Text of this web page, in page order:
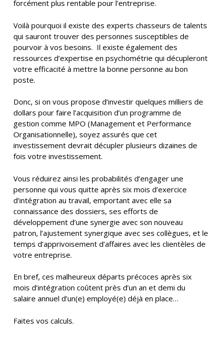
forcément plus rentable pour l’entreprise.
Voilà pourquoi il existe des experts chasseurs de talents
qui sauront trouver des personnes susceptibles de
pourvoir à vos besoins. Il existe également des
ressources d’expertise en psychométrie qui décupleront
votre efficacité à mettre la bonne personne au bon
poste.
Donc, si on vous propose d’investir quelques milliers de
dollars pour faire l’acquisition d’un programme de
gestion comme MPO (Management et Performance
Organisationnelle), soyez assurés que cet
investissement devrait décupler plusieurs dizaines de
fois votre investissement.
Vous réduirez ainsi les probabilités d’engager une
personne qui vous quitte après six mois d’exercice
d’intégration au travail, emportant avec elle sa
connaissance des dossiers, ses efforts de
développement d’une synergie avec son nouveau
patron, l’ajustement synergique avec ses collègues, et le
temps d’apprivoisement d’affaires avec les clientèles de
votre entreprise.
En bref, ces malheureux départs précoces après six
mois d’intégration coûtent près d’un an et demi du
salaire annuel d’un(e) employé(e) déjà en place…
Faites vos calculs.